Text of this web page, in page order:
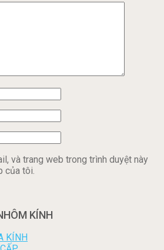
và trang web trong trình duyệt này
của tôi.
KÍNH
KÍNH